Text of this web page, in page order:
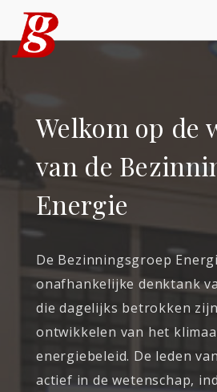
Welkom op de
van de
Energie
De Bezinningsgroep
onafhankelijke denktank
die dagelijks betrokken
ontwikkelen van het
energiebeleid. De leden
actief in de wetenschap,